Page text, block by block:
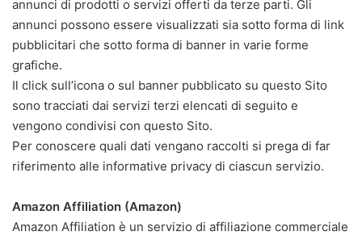
annunci di prodotti o servizi offerti da terze parti. Gli
annunci possono essere visualizzati sia sotto forma di link
pubblicitari che sotto forma di banner in varie forme
grafiche.
Il click sull’icona o sul banner pubblicato su questo Sito
sono tracciati dai servizi terzi elencati di seguito e
vengono condivisi con questo Sito.
Per conoscere quali dati vengano raccolti si prega di far
riferimento alle informative privacy di ciascun servizio.
Amazon Affiliation (Amazon)
Amazon Affiliation è un servizio di affiliazione commerciale